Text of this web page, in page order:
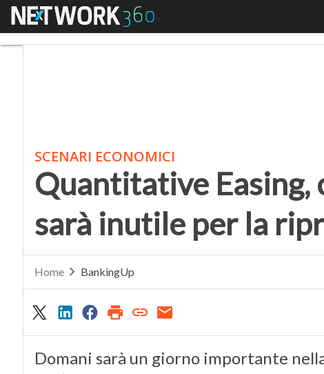
Menu
SCENARI ECONOMICI
Quantitative Easing,
sarà inutile per la
Home BankingUp
Domani sarà un giorno importante